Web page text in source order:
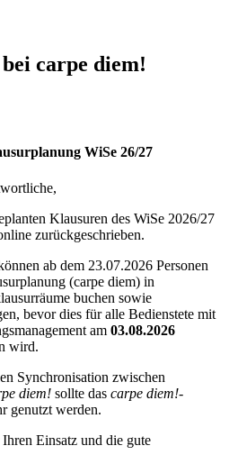
carpe diem!
WiSe 26/27
Klausuren des WiSe 2026/27
zurückgeschrieben.
ab dem 23.07.2026 Personen
(carpe diem) in
buchen sowie
bevor dies für alle Bedienstete mit
am 03.08.2026
wird.
Synchronisation zwischen
diem! sollte das carpe diem!-
genutzt werden.
Einsatz und die gute